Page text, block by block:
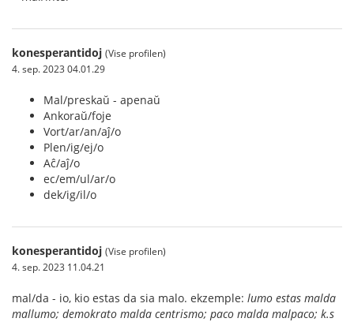
konesperantidoj (Vise profilen)
4. sep. 2023 04.01.29
Mal/preskaŭ - apenaŭ
Ankoraŭ/foje
Vort/ar/an/aĵ/o
Plen/ig/ej/o
Aĉ/aĵ/o
ec/em/ul/ar/o
dek/ig/il/o
konesperantidoj (Vise profilen)
4. sep. 2023 11.04.21
mal/da - io, kio estas da sia malo. ekzemple: lumo estas malda
mallumo; demokrato malda centrismo; paco malda malpaco; k.s